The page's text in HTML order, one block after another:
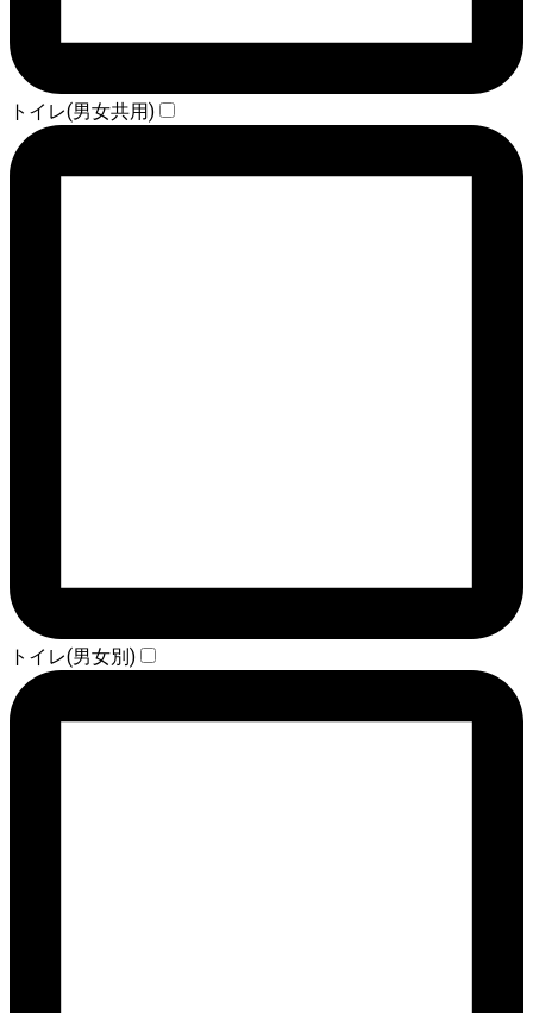
トイレ(男女共用)
トイレ(男女別)